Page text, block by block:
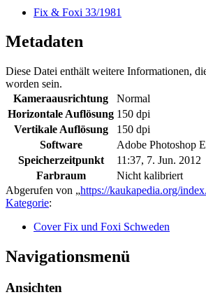
Fix & Foxi 33/1981
Metadaten
Diese Datei enthält weitere Informationen,
worden sein.
Kameraausrichtung
Normal
Horizontale Auflösung 150 dpi
Vertikale Auflösung
150 dpi
Software
Adobe Photoshop
Speicherzeitpunkt
11:37, 7. Jun. 2012
Farbraum
Nicht kalibriert
Abgerufen von „https://kaukapedia.org/
Kategorie:
Cover Fix und Foxi Schweden
Navigationsmenü
Ansichten